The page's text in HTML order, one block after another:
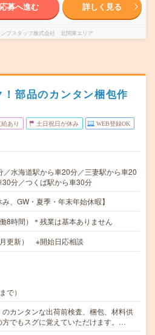
応募へ進む 詳しく見る
プスタッフ株式会社 北関東エリア
部品のカンタン梱包作
あり 土日祝日が休み WEB登録OK
／水海道駅から車20分／三妻駅から車20
分／つくば駅から車30分
、GW・夏季・年末年始休暇】
8時間）＊残業は基本ありません
更新） ※開始日応相談
で）
カンタンな出荷前検査、梱包、材料供
方でもスグに覚えていただけます。…